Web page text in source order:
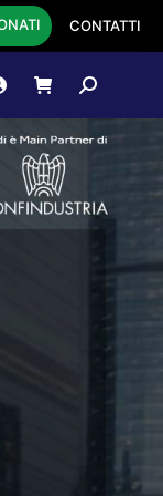
CONTATTI
Cerca: